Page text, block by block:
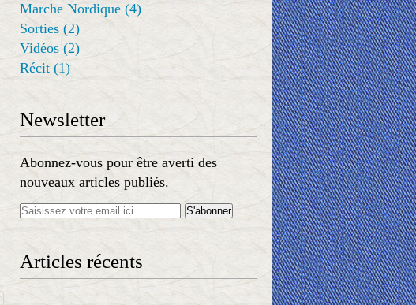
Marche Nordique (4)
Sorties (2)
Vidéos (2)
Récit (1)
Newsletter
Abonnez-vous pour être averti des
nouveaux articles publiés.
Articles récents